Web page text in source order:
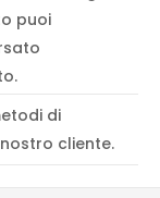
puoi
di
cliente.